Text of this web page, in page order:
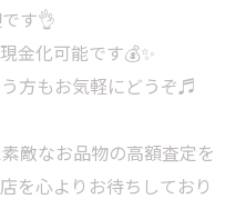
す👌
金化可能です💰✨
方もお気軽にどうぞ♬
敵なお品物の高額査定を
を心よりお待ちしており